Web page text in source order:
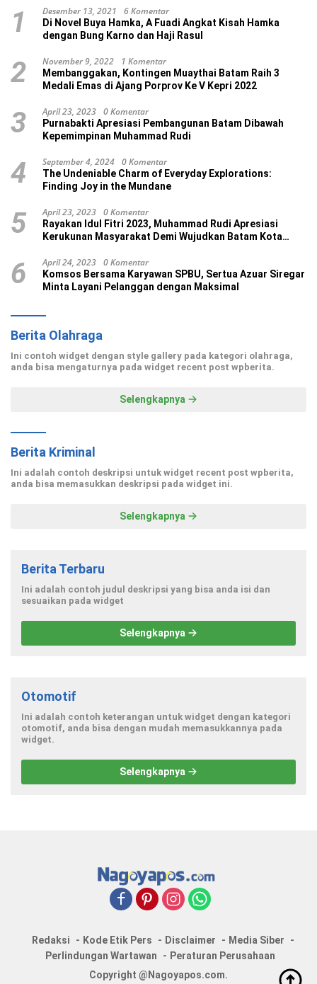
1 Desember 13, 2021 6 Komentar
Di Novel Buya Hamka, A Fuadi Angkat Kisah Hamka
dengan Bung Karno dan Haji Rasul
2 November 9, 2022 1 Komentar
Membanggakan, Kontingen Muaythai Batam Raih 3
Medali Emas di Ajang Porprov Ke V Kepri 2022
3 April 23, 2023 0 Komentar
Purnabakti Apresiasi Pembangunan Batam Dibawah
Kepemimpinan Muhammad Rudi
4 September 4, 2024 0 Komentar
The Undeniable Charm of Everyday Explorations:
Finding Joy in the Mundane
5 April 23, 2023 0 Komentar
Rayakan Idul Fitri 2023, Muhammad Rudi Apresiasi
Kerukunan Masyarakat Demi Wujudkan Batam Kota
6 April 24, 2023 0 Komentar
Komsos Bersama Karyawan SPBU, Sertua Azuar Siregar
Minta Layani Pelanggan dengan Maksimal
Berita Olahraga
Ini contoh widget dengan style gallery pada kategori olahraga,
anda bisa mengaturnya pada widget recent post wpberita.
Selengkapnya
Berita Kriminal
Ini adalah contoh deskripsi untuk widget recent post wpberita,
anda bisa memasukkan deskripsi pada widget ini.
Selengkapnya
Berita Terbaru
Ini adalah contoh judul deskripsi yang bisa anda isi dan
sesuaikan pada widget
Selengkapnya
Otomotif
Ini adalah contoh keterangan untuk widget dengan kategori
otomotif, anda bisa dengan mudah memasukkannya pada
widget.
Selengkapnya
Redaksi Kode Etik Pers Disclaimer
Media Siber
Perlindungan Wartawan
Peraturan Perusahaan
Copyright @Nagoyapos.com.